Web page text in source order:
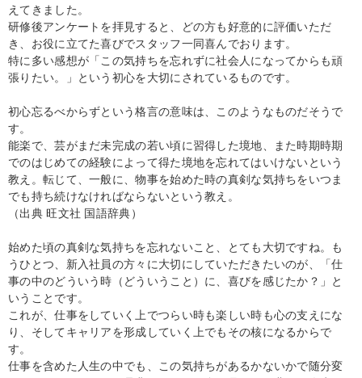
えてきました。
研修後アンケートを拝見すると、どの方も好意的に評価いただ
き、お役に立てた喜びでスタッフ一同喜んでおります。
特に多い感想が「この気持ちを忘れずに社会人になってからも頑
張りたい。」という初心を大切にされているものです。
初心忘るべからずという格言の意味は、このようなものだそうで
す。
能楽で、芸がまだ未完成の若い頃に習得した境地、また時期時期
でのはじめての経験によって得た境地を忘れてはいけないという
教え。転じて、一般に、物事を始めた時の真剣な気持ちをいつま
でも持ち続けなければならないという教え。
（出典 旺文社 国語辞典）
始めた頃の真剣な気持ちを忘れないこと、とても大切ですね。も
うひとつ、新入社員の方々に大切にしていただきたいのが、「仕
事の中のどういう時（どういうこと）に、喜びを感じたか？」と
いうことです。
これが、仕事をしていく上でつらい時も楽しい時も心の支えにな
り、そしてキャリアを形成していく上でもその核になるからで
す。
仕事を含めた人生の中でも、この気持ちがあるかないかで随分変